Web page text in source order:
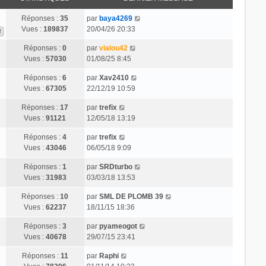
Réponses :35
Vues :189837
par baya4269
20/04/26 20:33
Réponses : 0
Vues : 57030
par vialou42
01/08/25 8:45
Réponses : 6
Vues : 67305
par Xav2410
22/12/19 10:59
Réponses :17
Vues :91121
par trefix
12/05/18 13:19
Réponses : 4
Vues : 43046
par trefix
06/05/18 9:09
Réponses : 1
Vues : 31983
par SRDturbo
03/03/18 13:53
Réponses :10
Vues : 62237
par SML DE PLOMB 39
18/11/15 18:36
Réponses : 3
Vues : 40678
par pyameogot
29/07/15 23:41
Réponses : 11
par Raphi